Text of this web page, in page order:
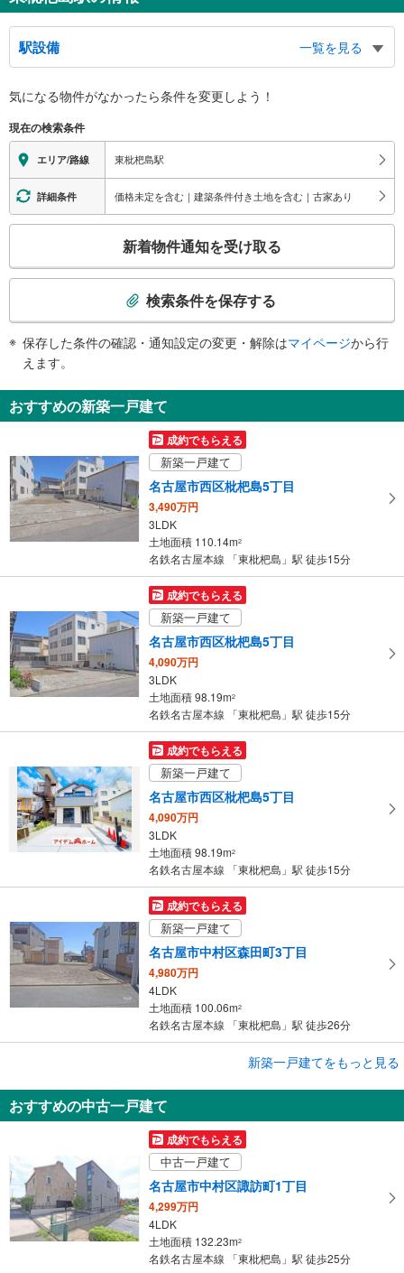
駅設備
一覧を見る
※段差なしでの移動経路
地上⇔改札⇔ホーム：○
エレベータ
・各ホーム⇔改札
トイレ
《多機能トイレ》
・点字案内（券売機・運賃表）
気になる物件がなかったら条件を変更しよう！
現在の検索条件
エリア/路線 東枇杷島駅
詳細条件 価格未定を含む｜建築条件付き土地を含む｜古家あり
検
知
を
け
取
る
・
条
イ
ペ
ー
ジ
に
存
る
新着物件通知を受け取る
検索条件を保存する
保存した条件の確認・通知設定の変更・解除はマイページから行
えます。
おすすめの新築一戸建て
成約でもらえる
新築一戸建て
名古屋市西区枇杷島5丁目
3,490万円
3LDK
土地面積 110.14m2
名鉄名古屋本線 「東枇杷島」駅 徒歩15分
成約でもらえる
新築一戸建て
名古屋市西区枇杷島5丁目
4,090万円
3LDK
土地面積 98.19m2
名鉄名古屋本線 「東枇杷島」駅 徒歩15分
成約でもらえる
新築一戸建て
名古屋市西区枇杷島5丁目
4,090万円
3LDK
土地面積 98.19m2
名鉄名古屋本線 「東枇杷島」駅 徒歩15分
成約でもらえる
新築一戸建て
名古屋市中村区森田町3丁目
4,980万円
4LDK
土地面積 100.06m2
名鉄名古屋本線 「東枇杷島」駅 徒歩26分
名古屋市中村区新富町3丁目
3,690万円
3LDK＋S
土地面積 54.82m
名鉄名古屋本線 「東枇杷島」駅 徒歩11分
新築一戸建てをもっと見る
おすすめの中古一戸建て
成約でもらえる
中古一戸建て
名古屋市中村区諏訪町1丁目
4,299万円
4LDK
土地面積 132.23m2
名鉄名古屋本線 「東枇杷島」駅 徒歩25分